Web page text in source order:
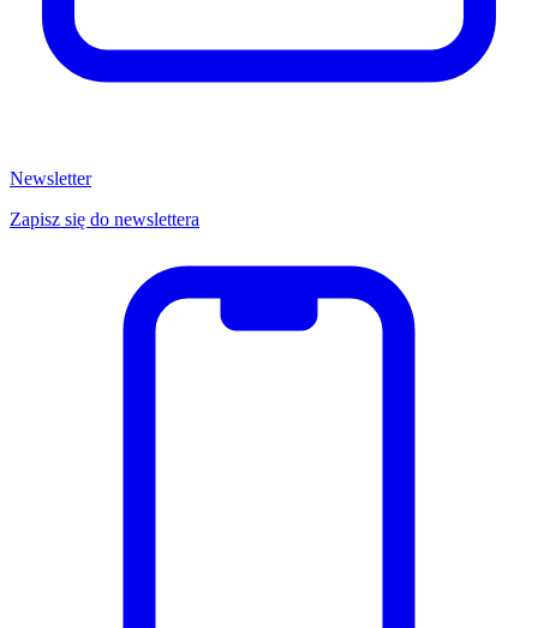
Newsletter
Zapisz się do newslettera